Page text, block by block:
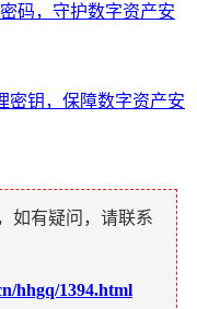
码，守护数字资产安
密钥，保障数字资产安
如有疑问，请联系
hhgq/1394.html